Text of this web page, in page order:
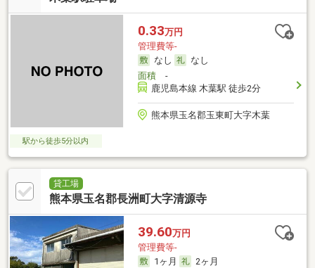
0.33万円
管理費等-
なし
なし
面積-
鹿児島本線 木葉駅 徒歩2分
熊本県玉名郡玉東町大字木葉
駅から徒歩5分以内
貸工場
熊本県玉名郡長洲町大字清源寺
39.60万円
管理費等-
1ヶ月
2ヶ月